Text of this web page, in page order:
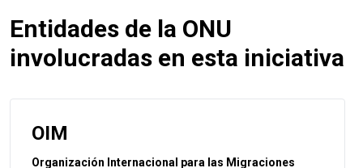
Entidades de la ONU
involucradas en esta iniciativa
OIM
Organización Internacional para las Migraciones